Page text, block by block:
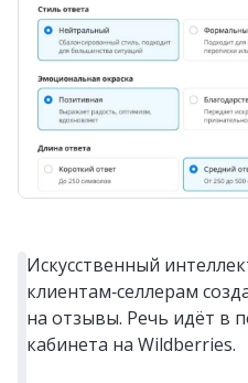
Искусственный
клиентам‑селлерам
на отзывы. Речь идёт в
кабинета на Wildberries.